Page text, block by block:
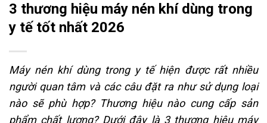
3 thương hiệu máy nén khí dùng trong
y tế tốt nhất 2026
Máy nén khí dùng trong y tế hiện được rất nhiều
người quan tâm và các câu đặt ra như sử dụng loại
nào sẽ phù hợp? Thương hiệu nào cung cấp sản
phẩm chất lượng? Dưới đây là 3 thương hiệu máy